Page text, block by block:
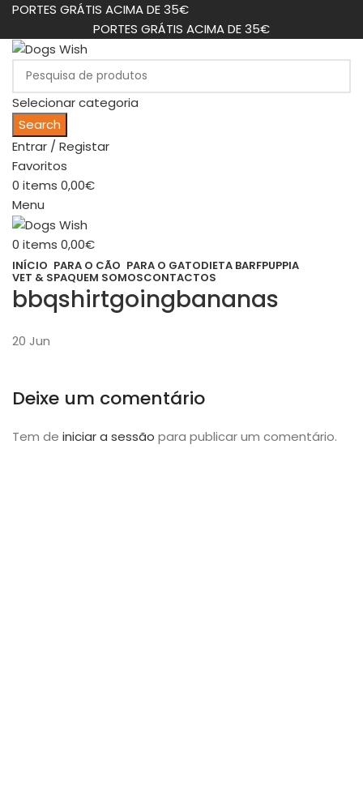
PORTES GRÁTIS ACIMA DE 35€
PORTES GRÁTIS ACIMA DE 35€
Selecionar categoria
Search
Entrar / Registar
Favoritos
0 items 0,00€
Menu
0 items 0,00€
INÍCIO PARA O CÃO PARA O GATODIETA BARFPUPPIA
VET & SPAQUEM SOMOSCONTACTOS
bbqshirtgoingbananas
20 Jun
Deixe um comentário
Tem de iniciar a sessão para publicar um comentário.